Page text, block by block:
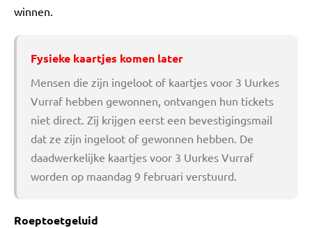
winnen.
Fysieke kaartjes komen later
Mensen die zijn ingeloot of kaartjes voor 3 Uurkes
Vurraf hebben gewonnen, ontvangen hun tickets
niet direct. Zij krijgen eerst een bevestigingsmail
dat ze zijn ingeloot of gewonnen hebben. De
daadwerkelijke kaartjes voor 3 Uurkes Vurraf
worden op maandag 9 februari verstuurd.
Roeptoetgeluid